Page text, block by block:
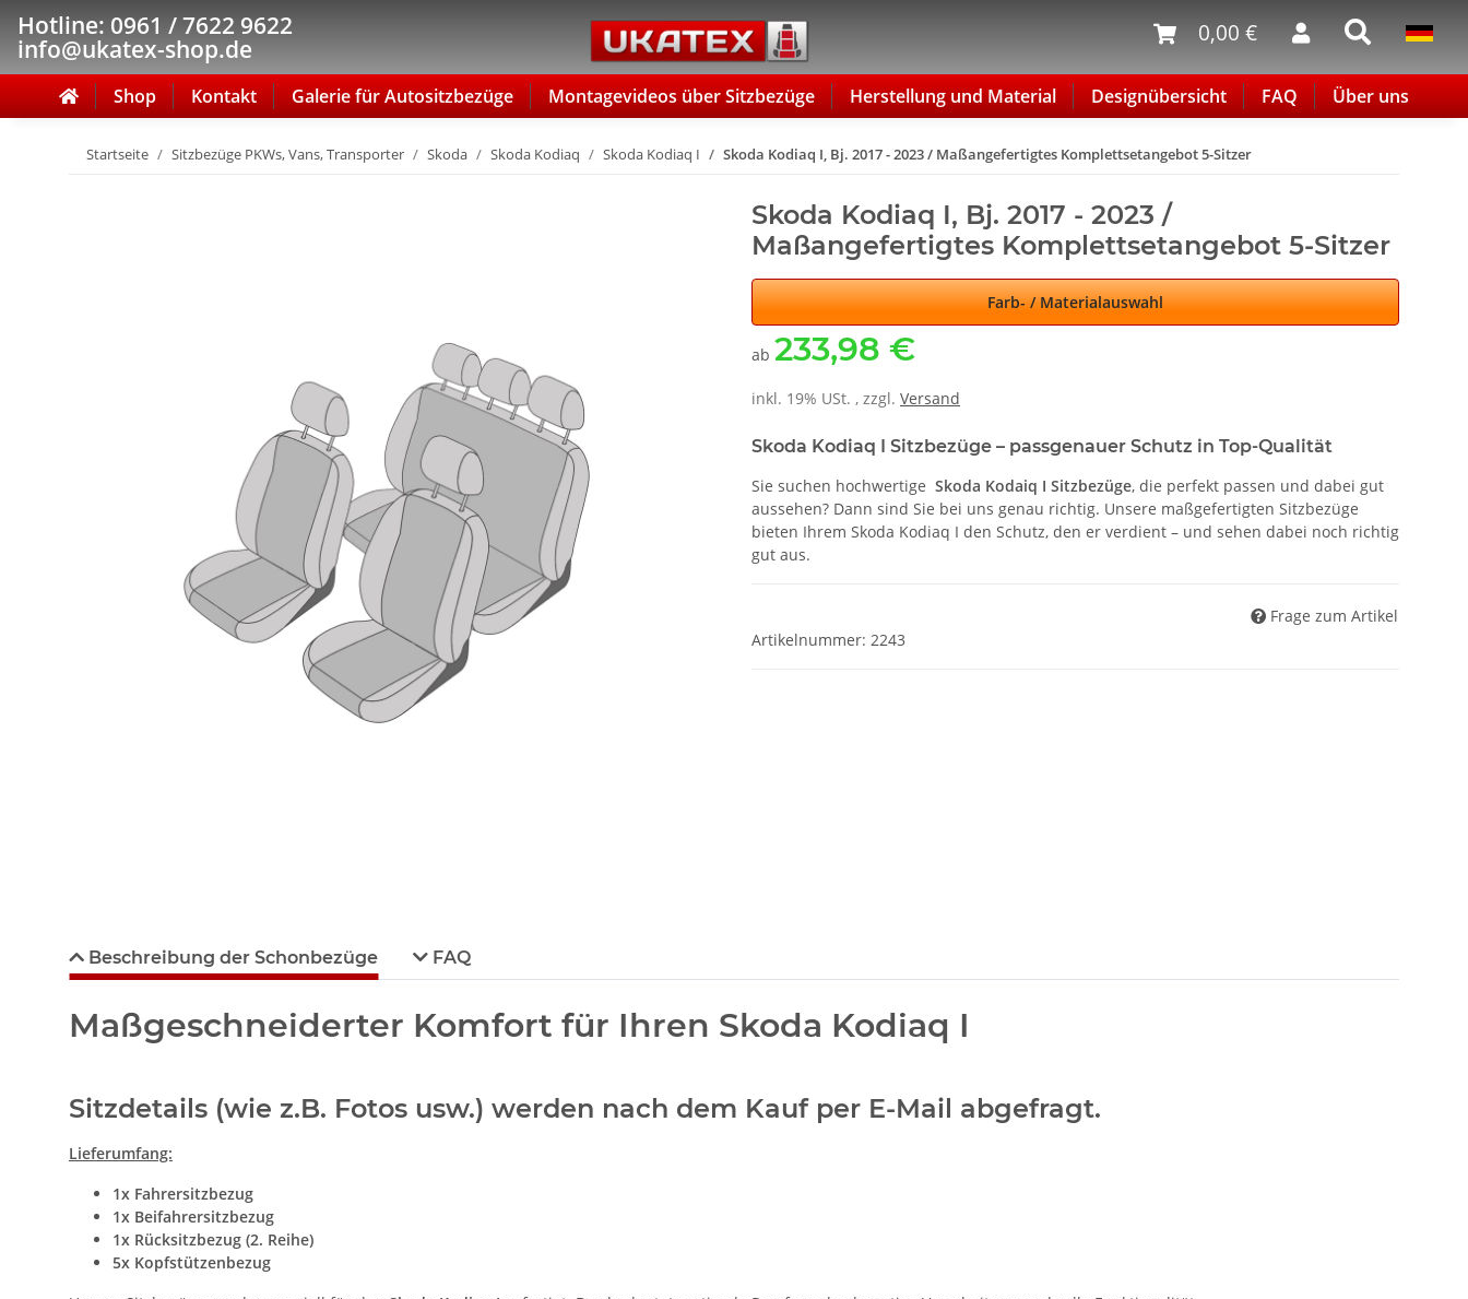
Hotline: 0961 / 7622 9622
info@ukatex-shop.de
0,00 €
Shop Kontakt Galerie für Autositzbezüge Montagevideos über Sitzbezüge Herstellung und Material Designübersicht FAQ Über uns
Startseite Sitzbezüge PKWs, Vans, Transporter Skoda Skoda Kodiaq Skoda Kodiaq I Skoda Kodiaq I, Bj. 2017 - 2023 / Maßangefertigtes Komplettsetangebot 5-Sitzer
Skoda Kodiaq I, Bj. 2017 - 2023 /
Maßangefertigtes Komplettsetangebot 5-Sitzer
Farb- / Materialauswahl
ab 233,98 €
inkl. 19% USt. , zzgl. Versand
Skoda Kodiaq I Sitzbezüge – passgenauer Schutz in Top-Qualität
Sie suchen hochwertige Skoda Kodaiq I Sitzbezüge, die perfekt passen und dabei gut
aussehen? Dann sind Sie bei uns genau richtig. Unsere maßgefertigten Sitzbezüge
bieten Ihrem Skoda Kodiaq I den Schutz, den er verdient – und sehen dabei noch richtig
gut aus.
Frage zum Artikel
Artikelnummer: 2243
Beschreibung der Schonbezüge FAQ
Maßgeschneiderter Komfort für Ihren Skoda Kodiaq I
Sitzdetails (wie z.B. Fotos usw.) werden nach dem Kauf per E-Mail abgefragt.
Lieferumfang:
1x Fahrersitzbezug
1x Beifahrersitzbezug
1x Rücksitzbezug (2. Reihe)
5x Kopfstützenbezug